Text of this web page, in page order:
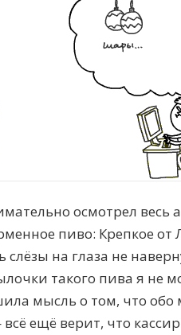
осмотрел весь
пиво: Крепкое
на глаза не
такого пива я не
мысль о том, что обо
ещё верит, что